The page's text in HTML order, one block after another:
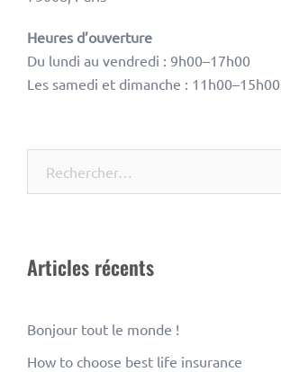
Heures d’ouverture
Du lundi au vendredi : 9h00–17h00
Les samedi et dimanche : 11h00–15h00
Articles récents
Bonjour tout le monde !
How to choose best life insurance